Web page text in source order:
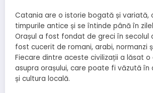
Catania are o istorie bogată și variată,
timpurile antice și se întinde până în
Orașul a fost fondat de greci în secolul
fost cucerit de romani, arabi, normanzi
Fiecare dintre aceste civilizații a lăsat
asupra orașului, care poate fi văzută în
și cultura locală.